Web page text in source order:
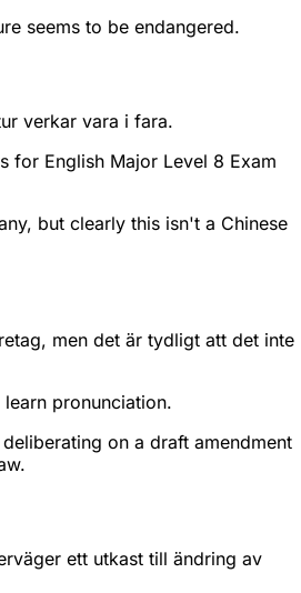
seems to be endangered.
verkar vara i fara.
for English Major Level 8 Exam
but clearly this isn't a Chinese
men det är tydligt att det inte
pronunciation.
on a draft amendment
ett utkast till ändring av